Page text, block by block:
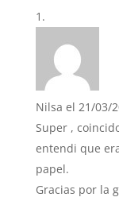
Nilsa el 21/03/
Super ,
entendi que
papel.
Gracias por la